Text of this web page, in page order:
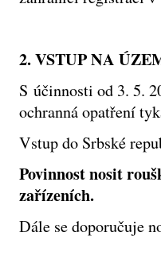
2. VSTUP NA
S účinnosti od 3. 5.
ochranná opatření
Vstup do Srbské
Povinnost nosit
zařízeních.
Dále se doporučuje